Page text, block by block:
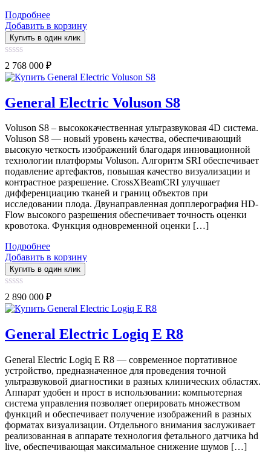
Подробнее
Добавить в корзину
Купить в один клик
0
out
of
2 768 000 ₽
General Electric Voluson S8
Voluson S8 – высококачественная ультразвуковая 4D система.
Voluson S8 — новый уровень качества, обеспечивающий
высокую четкость изображений благодаря инновационной
технологии платформы Voluson. Алгоритм SRI обеспечивает
подавление артефактов, повышая качество визуализации и
контрастное разрешение. CrossXBeamCRI улучшает
дифференциацию тканей и границ объектов при
исследовании плода. Двунаправленная допплерография HD-
Flow высокого разрешения обеспечивает точность оценки
кровотока. Функция одновременной оценки […]
Подробнее
Добавить в корзину
Купить в один клик
0
out
of
2 890 000 ₽
General Electric Logiq E R8
General Electric Logiq E R8 — современное портативное
устройство, предназначенное для проведения точной
ультразвуковой диагностики в разных клинических областях.
Аппарат удобен и прост в использовании: компьютерная
система управления позволяет оперировать множеством
функций и обеспечивает получение изображений в разных
форматах визуализации. Отдельного внимания заслуживает
реализованная в аппарате технология фетального датчика hd
live, обеспечивающая максимальное снижение шумов […]